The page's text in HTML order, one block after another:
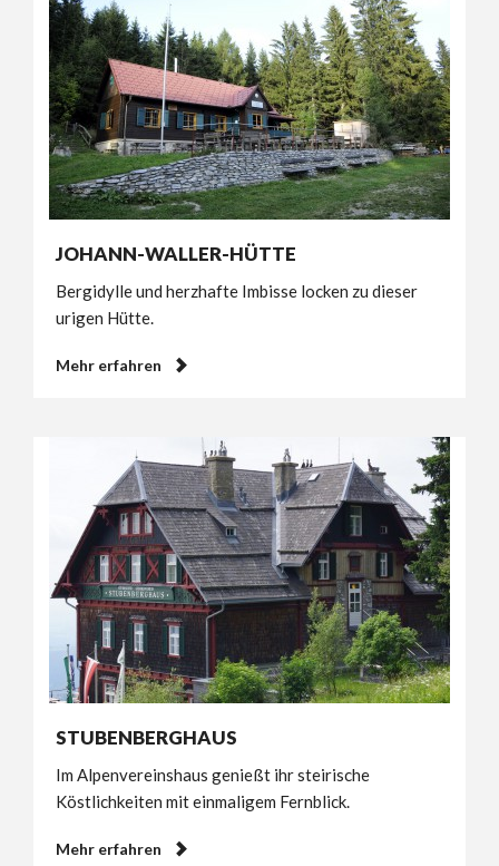
JOHANN-WALLER-HÜTTE
Bergidylle und herzhafte Imbisse locken zu dieser
urigen Hütte.
Mehr erfahren
STUBENBERGHAUS
Im Alpenvereinshaus genießt ihr steirische
Köstlichkeiten mit einmaligem Fernblick.
Mehr erfahren